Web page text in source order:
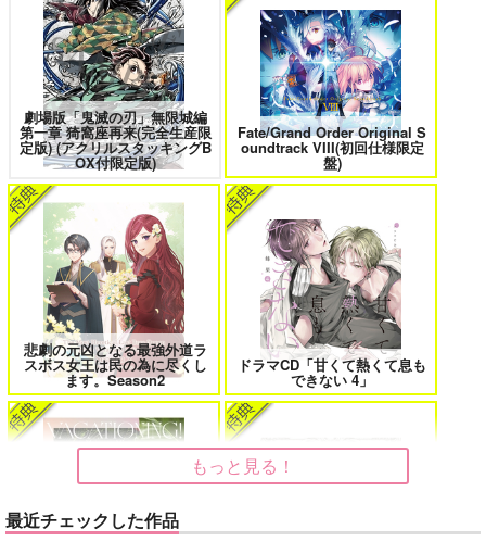
出来損ないのラブソング Riff 兎太と烏堂
花金ラブアクシデント! 絶対ど～しても楽していきたいっ!
鬼上司・獄寺さんは暴かれたい。 6 恋してくれるな、マイバディ
みなと商事コインランドリー 7 光が死んだ夏 9
夜明けの唄 7
劇場版「鬼滅の刃」無限城編
第一章 猗窩座再来(完全生産限
定版) (アクリルスタッキングB
OX付限定版)
Fate/Grand Order Original S
oundtrack VIII(初回仕様限定
盤)
悲劇の元凶となる最強外道ラ
スボス女王は民の為に尽くし
ます。Season2
ドラマCD「甘くて熱くて息も
できない 4」
もっと見る！
最近チェックした作品